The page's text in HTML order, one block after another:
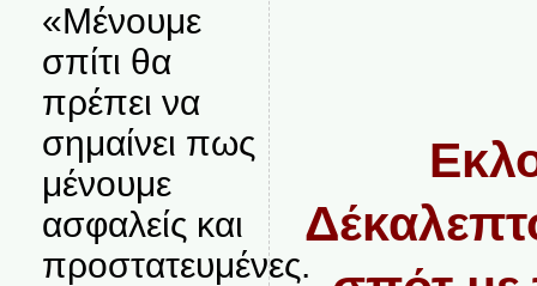
«Μένουμε
σπίτι θα
πρέπει να
σημαίνει πως
μένουμε
ασφαλείς και
προστατευμένες.